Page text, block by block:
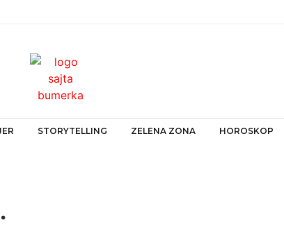
STORYTELLING ZELENA ZONA HOROSKOP